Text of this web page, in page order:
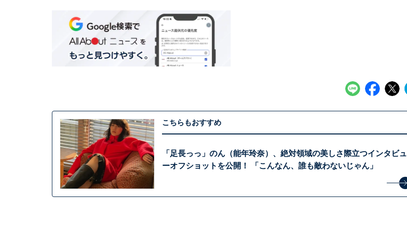
こちらもおすすめ
「足長っっ」のん（能年玲奈）、絶対領域の美しさ際立つインタビュ
ーオフショットを公開！ 「こんなん、誰も敵わないじゃん」